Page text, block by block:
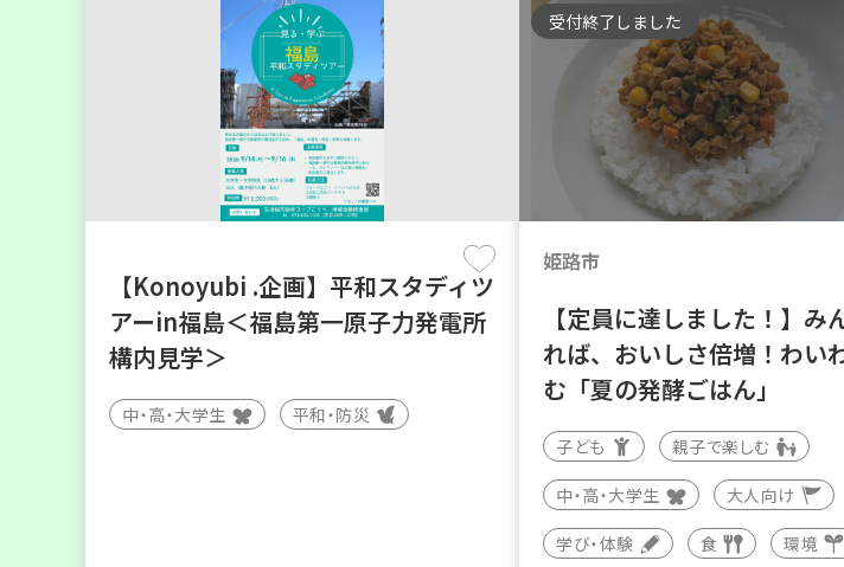
【Konoyubi .企画】平和スタディツ
アーin福島＜福島第一原子力発電所
構内見学＞
中・高・大学生 平和・防災
受付終了しました
姫路市
【定員に達しました！】み
れば、おいしさ倍増！わい
む「夏の発酵ごはん」
子ども 親子で楽しむ
中・高・大学生 大人向け
学び・体験 食 環境